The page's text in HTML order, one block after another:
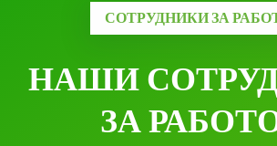
СОТРУДНИКИ ЗА
НАШИ
ЗА